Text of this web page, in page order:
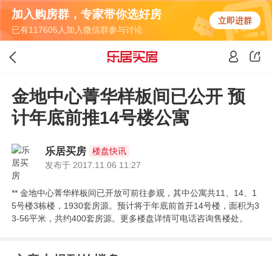
加入购房群，专家带你选好房
已有117605人加入微信群参与讨论
立即进群
金地中心菁华样板间已公开 预
计年底前推14号楼公寓
乐居买房
楼盘快讯
发布于 2017.11.06 11:27
** 金地中心菁华样板间已开放可前往参观，其中公寓共11、14、1
5号楼3栋楼，1930套房源。预计将于年底前首开14号楼，面积为3
3-56平米，共约400套房源。更多楼盘详情可电话咨询售楼处。